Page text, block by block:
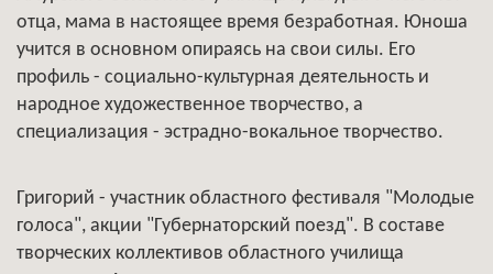
отца, мама в настоящее время безработная. Юноша
учится в основном опираясь на свои силы. Его
профиль - социально-культурная деятельность и
народное художественное творчество, а
специализация - эстрадно-вокальное творчество.
Григорий - участник областного фестиваля "Молодые
голоса", акции "Губернаторский поезд". В составе
творческих коллективов областного училища